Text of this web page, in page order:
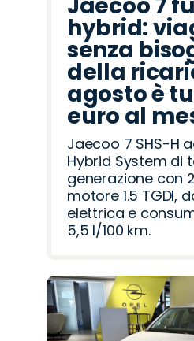
Jaecoo 7
hybrid:
senza
della
agosto è
euro al
Jaecoo 7 SHS-H
Hybrid System di
generazione con
motore 1.5 TGDI,
elettrica e
5,5 l/100 km.